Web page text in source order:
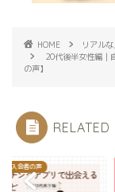
HOME
リアル
20代後半女性編｜
の声】
RELATED
な入会者の声